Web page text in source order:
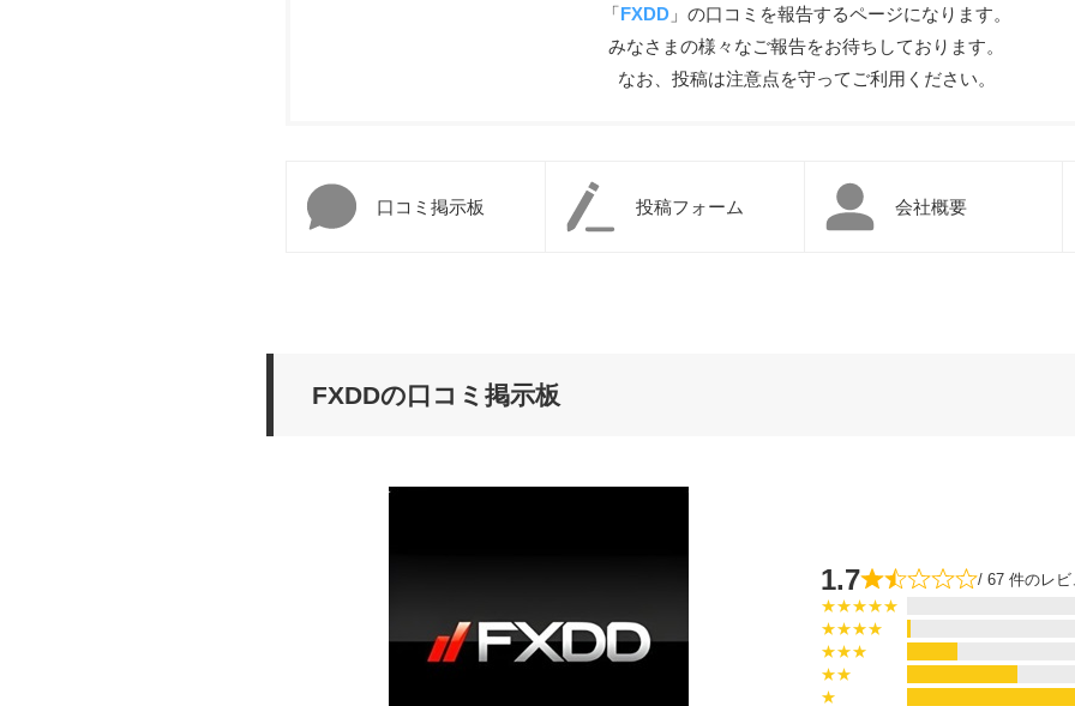
「FXDD」の口コミを報告するページになります。
みなさまの様々なご報告をお待ちしております。
なお、投稿は注意点を守ってご利用ください。
口コミ掲示板 投稿フォーム 会社概要
FXDDの口コミ掲示板
1.7
/ 67 件のレビ
★★★★★
★★★★
★★★
★★
★